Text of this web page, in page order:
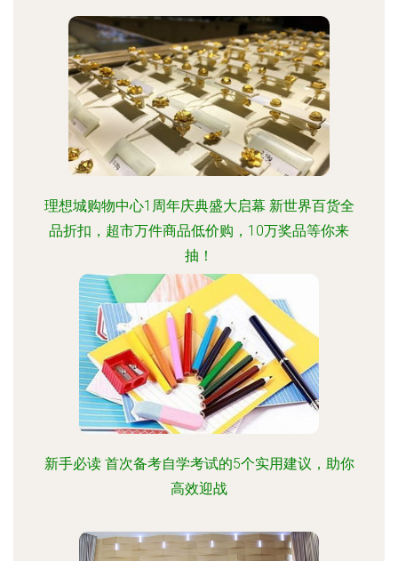
理想城购物中心1周年庆典盛大启幕 新世界百货全
品折扣，超市万件商品低价购，10万奖品等你来
抽！
新手必读 首次备考自学考试的5个实用建议，助你
高效迎战